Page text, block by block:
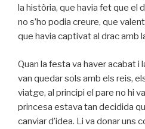
la història, que havia fet que el
no s’ho podia creure, que
que havia captivat al drac amb
Quan la festa va haver acabat i
van quedar sols amb els reis,
viatge, al principi el pare no hi
princesa estava tan decidida
canviar d’idea. Li va donar uns